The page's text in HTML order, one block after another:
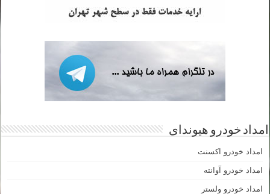
امداد خودرو هیوندای
امداد خودرو اکسنت
امداد خودرو آوانته
امداد خودرو ولستر